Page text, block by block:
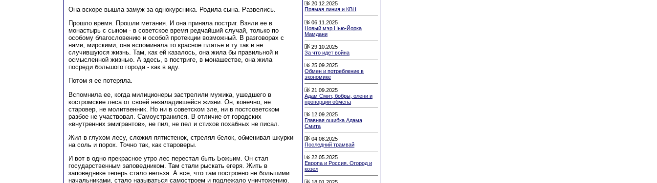
Она вскоре вышла замуж за однокурсника. Родила сына. Развелись.
Прошло время. Прошли метания. И она приняла постриг. Взяли ее в
монастырь с сыном - в советское время редчайший случай, только по
особому благословению и особой протекции возможный. В разговорах с
нами, мирскими, она вспоминала то красное платье и ту так и не
случившуюся жизнь. Там, как ей казалось, она жила бы правильной и
осмысленной жизнью. А здесь, в постриге, в монашестве, она жила
посреди большого города - как в аду.
Потом я ее потеряла.
Вспомнила ее, когда милиционеры застрелили мужика, ушедшего в
костромские леса от своей незаладившейся жизни. Он, конечно, не
старовер, не молитвенник. Но ни в советском зле, ни в постсоветском
разбое не участвовал. Самоустранился. В отличие от городских
«внутренних эмигрантов», не пил, не пел и стихов похабных не писал.
Жил в глухом лесу, сложил пятистенок, стрелял белок, обменивал шкурки
на соль и порох. Точно так, как староверы.
И вот в одно прекрасное утро лес перестал быть Божьим. Он стал
государственным заповедником. Там стали рыскать егеря. Жить в
заповеднике теперь стало нельзя. А все, что там построено не большими
начальниками, стало называться самостроем и подлежало уничтожению.
20.12.2025
Прямая линия и КВН
06.11.2025
Новый мэр Нью-Йорка
Мамдани
29.10.2025
За что идет война
25.09.2025
Обмен и потребление в
экономике
21.09.2025
Адам Смит, бобры, олени и
пропорции обмена
12.09.2025
Главная ошибка Адама
Смита
04.08.2025
Последний трамвай
22.05.2025
Европа и Россия. Огород и
козел